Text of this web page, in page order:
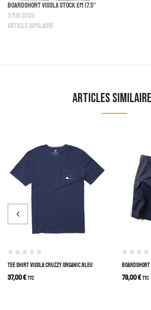
Boardshort Vissla Stock Em 17.5″
3 mai 2023
Article similaire
Articles
TEE SHIRT VISSLA CRUZZY ORGANIC BLEU
37,00€TTC 79,00€TTC